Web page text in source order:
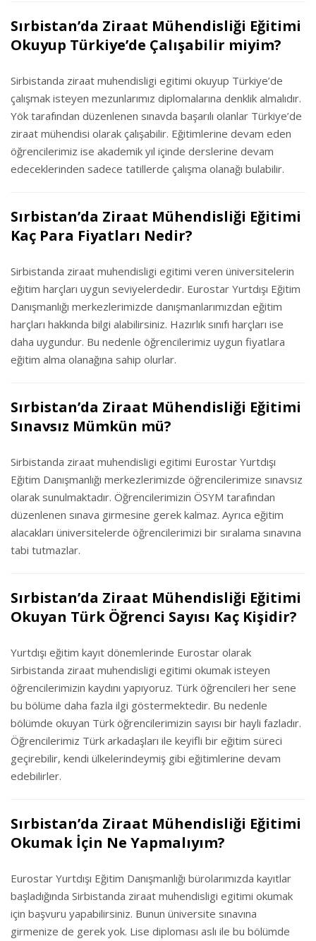
Sırbistan’da Ziraat Mühendisliği Eğitimi
Okuyup Türkiye’de Çalışabilir miyim?
Sirbistanda ziraat muhendisligi egitimi okuyup Türkiye’de
çalışmak isteyen mezunlarımız diplomalarına denklik almalıdır.
Yök tarafından düzenlenen sınavda başarılı olanlar Türkiye’de
ziraat mühendisi olarak çalışabilir. Eğitimlerine devam eden
öğrencilerimiz ise akademik yıl içinde derslerine devam
edeceklerinden sadece tatillerde çalışma olanağı bulabilir.
Sırbistan’da Ziraat Mühendisliği Eğitimi
Kaç Para Fiyatları Nedir?
Sirbistanda ziraat muhendisligi egitimi veren üniversitelerin
eğitim harçları uygun seviyelerdedir. Eurostar Yurtdışı Eğitim
Danışmanlığı merkezlerimizde danışmanlarımızdan eğitim
harçları hakkında bilgi alabilirsiniz. Hazırlık sınıfı harçları ise
daha uygundur. Bu nedenle öğrencilerimiz uygun fiyatlara
eğitim alma olanağına sahip olurlar.
Sırbistan’da Ziraat Mühendisliği Eğitimi
Sınavsız Mümkün mü?
Sirbistanda ziraat muhendisligi egitimi Eurostar Yurtdışı
Eğitim Danışmanlığı merkezlerimizde öğrencilerimize sınavsız
olarak sunulmaktadır. Öğrencilerimizin ÖSYM tarafından
düzenlenen sınava girmesine gerek kalmaz. Ayrıca eğitim
alacakları üniversitelerde öğrencilerimizi bir sıralama sınavına
tabi tutmazlar.
Sırbistan’da Ziraat Mühendisliği Eğitimi
Okuyan Türk Öğrenci Sayısı Kaç Kişidir?
Yurtdışı eğitim kayıt dönemlerinde Eurostar olarak
Sirbistanda ziraat muhendisligi egitimi okumak isteyen
öğrencilerimizin kaydını yapıyoruz. Türk öğrencileri her sene
bu bölüme daha fazla ilgi göstermektedir. Bu nedenle
bölümde okuyan Türk öğrencilerimizin sayısı bir hayli fazladır.
Öğrencilerimiz Türk arkadaşları ile keyifli bir eğitim süreci
geçirebilir, kendi ülkelerindeymiş gibi eğitimlerine devam
edebilirler.
Sırbistan’da Ziraat Mühendisliği Eğitimi
Okumak İçin Ne Yapmalıyım?
Eurostar Yurtdışı Eğitim Danışmanlığı bürolarımızda kayıtlar
başladığında Sirbistanda ziraat muhendisligi egitimi okumak
için başvuru yapabilirsiniz. Bunun üniversite sınavına
girmenize de gerek yok. Lise diploması aslı ile bu bölümde